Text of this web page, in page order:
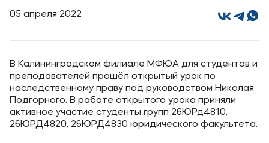
Абитуриентам
Студентам
Выпускникам
05 апреля 2022
В Калининградском филиале МФЮА для студентов и
преподавателей прошёл открытый урок по
наследственному праву под руководством Николая
Подгорного. В работе открытого урока приняли
активное участие студенты групп 26ЮРд4810,
26ЮРД4820, 26ЮРД4830 юридического факультета.